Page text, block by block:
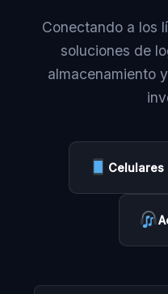
Conectando a los
soluciones de
almacenamiento
Celulares